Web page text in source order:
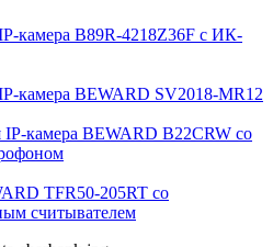
камера B89R-4218Z36F с ИК-
камера BEWARD SV2018-MR12
камера BEWARD B22CRW со
TFR50-205RT со
считывателем